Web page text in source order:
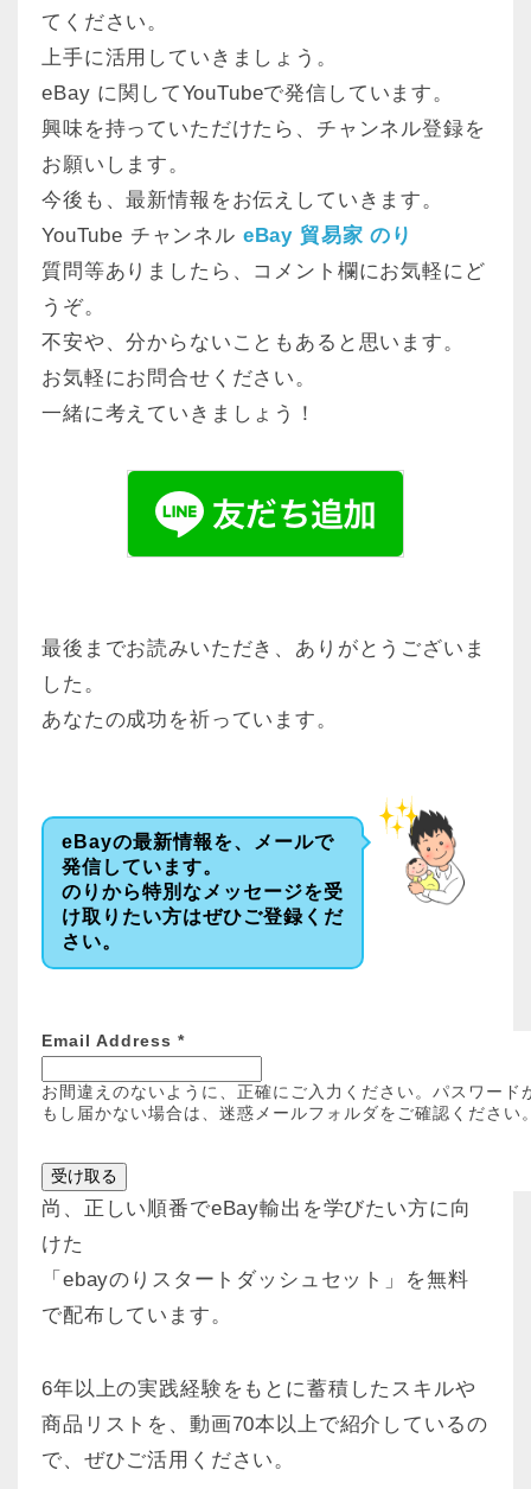
てください。
上手に活用していきましょう。
eBay に関してYouTubeで発信しています。
興味を持っていただけたら、チャンネル登録を
お願いします。
今後も、最新情報をお伝えしていきます。
YouTube チャンネル eBay 貿易家 のり
質問等ありましたら、コメント欄にお気軽にど
うぞ。
不安や、分からないこともあると思います。
お気軽にお問合せください。
一緒に考えていきましょう！
最後までお読みいただき、ありがとうございま
した。
あなたの成功を祈っています。
eBayの最新情報を、メールで
発信しています。
のりから特別なメッセージを受
け取りたい方はぜひご登録くだ
さい。
Email Address *
お間違えのないように、正確にご入力ください。パスワード
もし届かない場合は、迷惑メールフォルダをご確認ください
尚、正しい順番でeBay輸出を学びたい方に向
けた
「ebayのりスタートダッシュセット」を無料
で配布しています。
6年以上の実践経験をもとに蓄積したスキルや
商品リストを、動画70本以上で紹介しているの
で、ぜひご活用ください。